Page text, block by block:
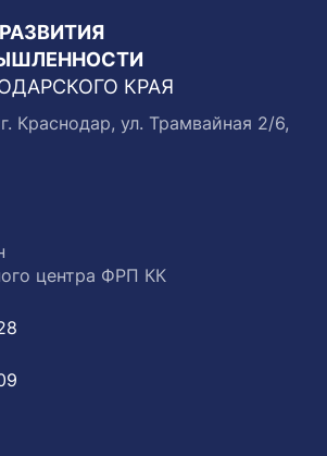
КРАЯ
Краснодар, ул. Трамвайная 2/6,
центра ФРП КК